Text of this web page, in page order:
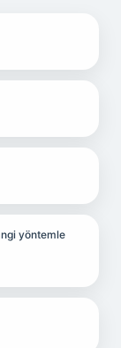
yöntemle